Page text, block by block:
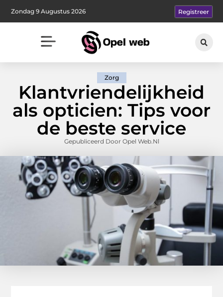
Zondag 9 Augustus 2026 Registreer
Zorg
Klantvriendelijkheid
als opticien: Tips voor
de beste service
Gepubliceerd Door Opel Web.nl